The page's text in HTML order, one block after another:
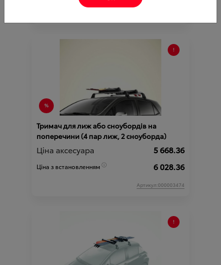
Тримач для лиж або сноубордів на
поперечини (4 пар лиж, 2 сноуборда)
Ціна аксесуара 5 668.36
Ціна з встановленням 6 028.36
Артикул:000003474